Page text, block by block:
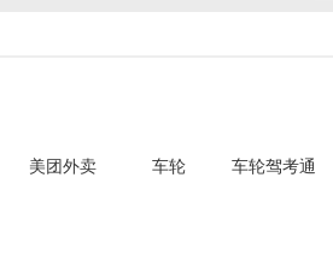
美团外卖 车轮 车轮驾考通